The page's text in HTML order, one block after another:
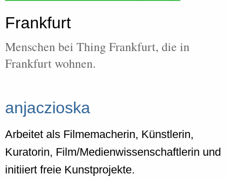
Frankfurt
Menschen bei Thing Frankfurt, die in
Frankfurt wohnen.
anjaczioska
Arbeitet als Filmemacherin, Künstlerin,
Kuratorin, Film/Medienwissenschaftlerin und
initiiert freie Kunstprojekte.